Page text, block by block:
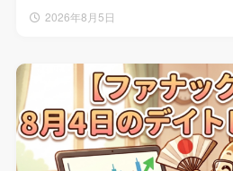
2026年8月5日